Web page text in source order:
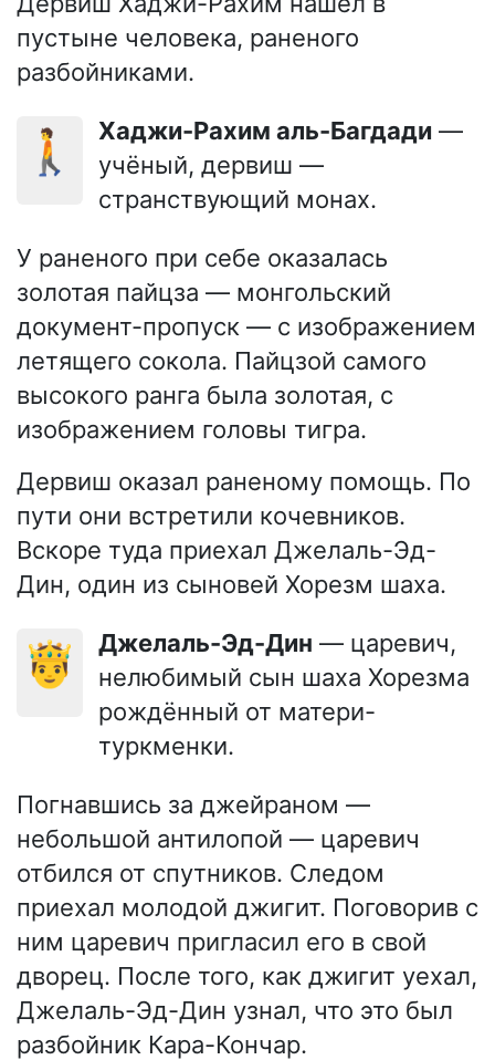
пустыне человека, раненого
разбойниками.
🚶 Хаджи-Рахим аль-Багдади —
учёный, дервиш —
странствующий монах.
У раненого при себе оказалась
золотая пайцза — монгольский
документ-пропуск — с изображением
летящего сокола. Пайцзой самого
высокого ранга была золотая, с
изображением головы тигра.
Дервиш оказал раненому помощь. По
пути они встретили кочевников.
Вскоре туда приехал Джелаль-Эд-
Дин, один из сыновей Хорезм шаха.
🤴 Джелаль-Эд-Дин — царевич,
нелюбимый сын шаха Хорезма
рождённый от матери-
туркменки.
Погнавшись за джейраном —
небольшой антилопой — царевич
отбился от спутников. Следом
приехал молодой джигит. Поговорив с
ним царевич пригласил его в свой
дворец. После того, как джигит уехал,
Джелаль-Эд-Дин узнал, что это был
разбойник Кара-Кончар.